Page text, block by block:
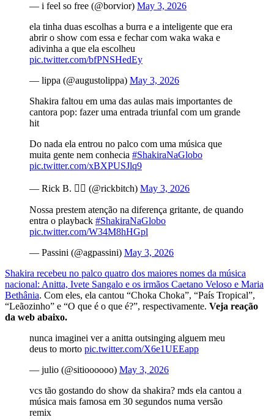
— i feel so free (@borvior) May 3, 2026
ela tinha duas escolhas a burra e a inteligente que era
abrir o show com essa e fechar com waka waka e
adivinha a que ela escolheu
pic.twitter.com/bfPNSHedEy
— lippa (@augustolippa) May 3, 2026
Shakira faltou em uma das aulas mais importantes de
cantora pop: fazer uma entrada triunfal com um grande
hit
Do nada ela entrou no palco com uma música que
muita gente nem conhecia #ShakiraNaGlobo
pic.twitter.com/xBXPUSJlq9
— Rick B. 🏳️‍🌈 (@rickbitch) May 3, 2026
Nossa prestem atenção na diferença gritante, de quando
entra o playback #ShakiraNaGlobo
pic.twitter.com/W34M8hHGpl
— Passini (@agpassini) May 3, 2026
Shakira recebeu no palco quatro dos maiores nomes da música
nacional: Anitta, Ivete Sangalo e os irmãos Caetano Veloso e Maria
Bethânia. Com eles, ela cantou “Choka Choka”, “País Tropical”,
“Leãozinho” e “O que é o que é?”, respectivamente. Veja reação
da web abaixo.
nunca imaginei ver a anitta outsinging alguem meu
deus to morto pic.twitter.com/X6e1UEEapp
— julio (@sitioooooo) May 3, 2026
vcs tão gostando do show da shakira? mds ela cantou a
música mais famosa em 30 segundos numa versão
remix